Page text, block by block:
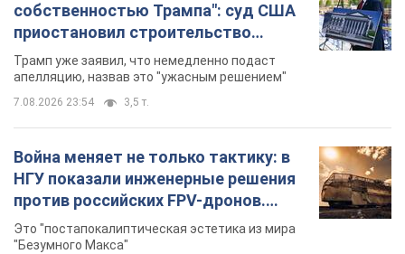
собственностью Трампа": суд США
приостановил строительство
бального зала стоимостью 400 млн
долларов
Трамп уже заявил, что немедленно подаст
апелляцию, назвав это "ужасным решением"
7.08.2026 23:54 3,5 т.
Война меняет не только тактику: в
НГУ показали инженерные решения
против российских FPV-дронов.
Фото
Это "постапокалиптическая эстетика из мира
"Безумного Макса"